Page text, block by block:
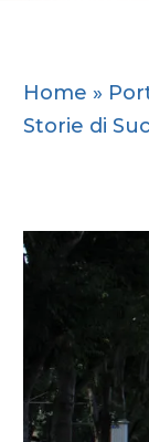
Home »
Storie di